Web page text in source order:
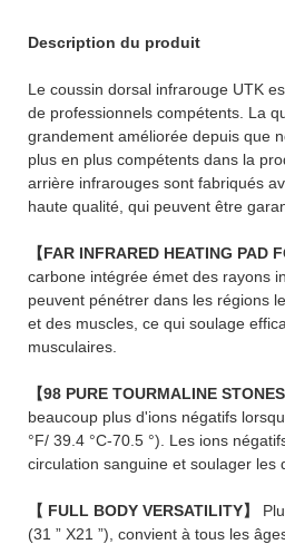
Description du produit
Le coussin dorsal infrarouge UTK
de professionnels compétents. La
grandement améliorée depuis que
plus en plus compétents dans la
arrière infrarouges sont fabriqués
haute qualité, qui peuvent être
【FAR INFRARED HEATING PAD
carbone intégrée émet des rayons
peuvent pénétrer dans les régions
et des muscles, ce qui soulage
musculaires.
【98 PURE TOURMALINE STONES
beaucoup plus d'ions négatifs
°F/ 39.4 °C-70.5 °). Les ions
circulation sanguine et soulager les
【 FULL BODY VERSATILITY】
(31 ” X21 ”), convient à tous les